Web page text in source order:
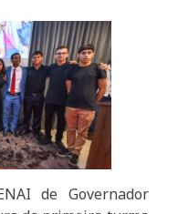
de Governador